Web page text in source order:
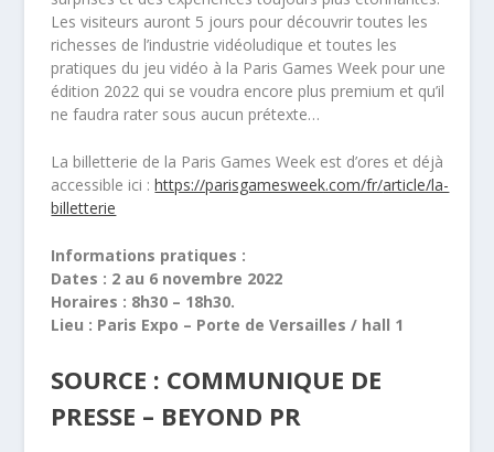
Les visiteurs auront 5 jours pour découvrir toutes les
richesses de l’industrie vidéoludique et toutes les
pratiques du jeu vidéo à la Paris Games Week pour une
édition 2022 qui se voudra encore plus premium et qu’il
ne faudra rater sous aucun prétexte…
La billetterie de la Paris Games Week est d’ores et déjà
accessible ici :https://parisgamesweek.com/fr/article/la-
billetterie
Informations pratiques :
Dates : 2 au 6 novembre 2022
Horaires : 8h30 – 18h30.
Lieu : Paris Expo – Porte de Versailles / hall 1
SOURCE : COMMUNIQUE DE
PRESSE – BEYOND PR